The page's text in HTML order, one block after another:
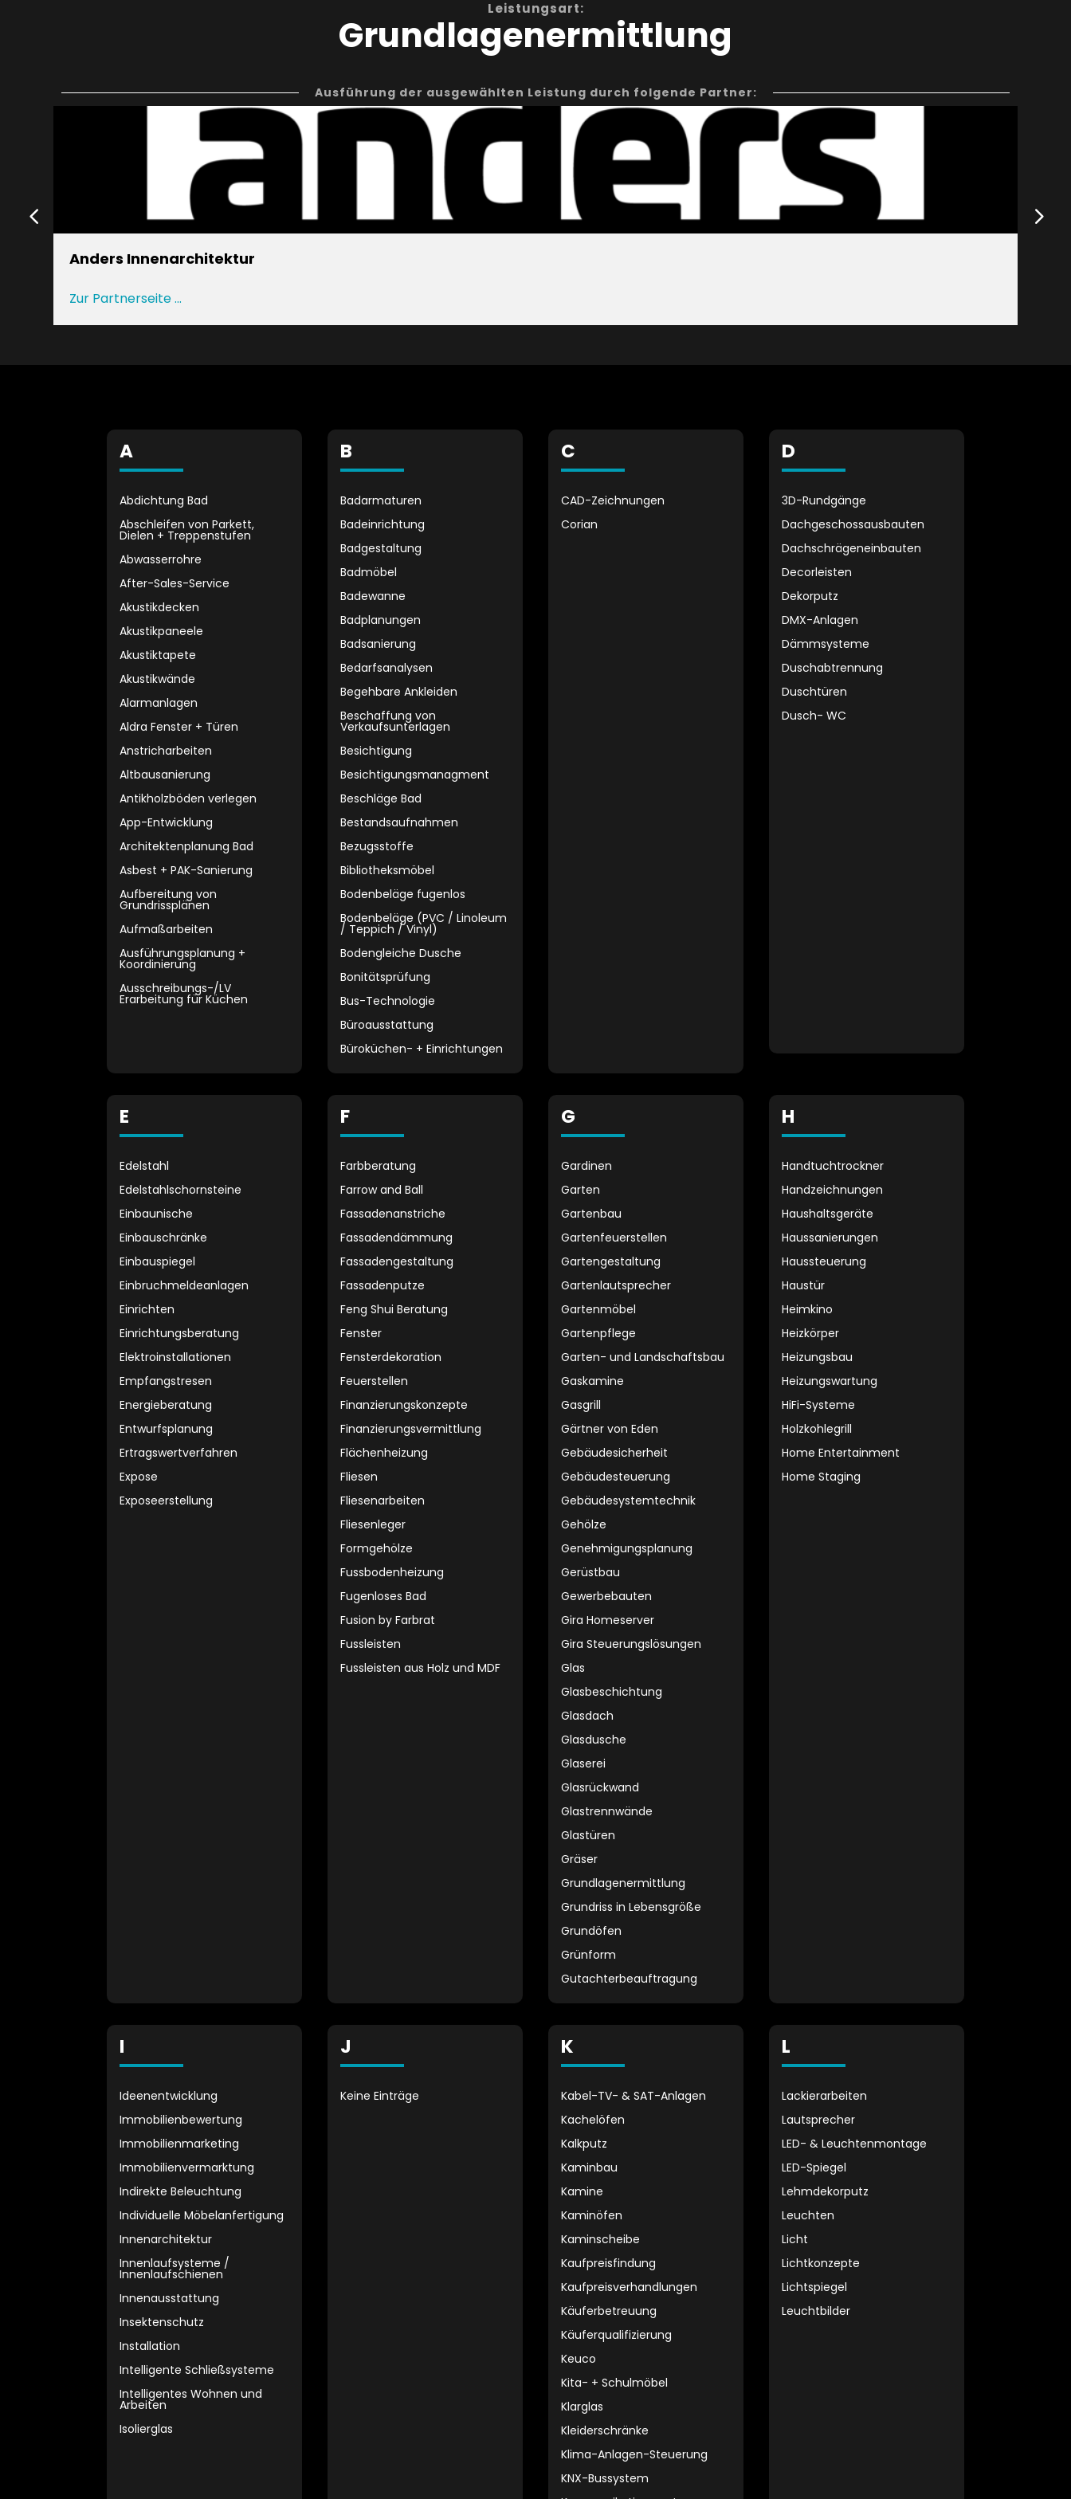
Leistungsart:
Grundlagenermittlung
Ausführung der ausgewählten Leistung durch folgende Partner:
Anders Innenarchitektur
Zur Partnerseite ...
A
Abdichtung Bad
Abschleifen von Parkett,
Dielen + Treppenstufen
Abwasserrohre
After-Sales-Service
Akustikdecken
Akustikpaneele
Akustiktapete
Akustikwände
Alarmanlagen
Aldra Fenster + Türen
Anstricharbeiten
Altbausanierung
Antikholzböden verlegen
App-Entwicklung
Architektenplanung Bad
Asbest + PAK-Sanierung
Aufbereitung von
Grundrissplänen
Aufmaßarbeiten
Ausführungsplanung +
Koordinierung
Ausschreibungs-/LV
Erarbeitung für Küchen
B
Badarmaturen
Badeinrichtung
Badgestaltung
Badmöbel
Badewanne
Badplanungen
Badsanierung
Bedarfsanalysen
Begehbare Ankleiden
Beschaffung von
Verkaufsunterlagen
Besichtigung
Besichtigungsmanagment
Beschläge Bad
Bestandsaufnahmen
Bezugsstoffe
Bibliotheksmöbel
Bodenbeläge fugenlos
Bodenbeläge (PVC / Linoleum
/ Teppich / Vinyl)
Bodengleiche Dusche
Bonitätsprüfung
Bus-Technologie
Büroausstattung
Büroküchen- + Einrichtungen
C
CAD-Zeichnungen
Corian
D
3D-Rundgänge
Dachgeschossausbauten
Dachschrägeneinbauten
Decorleisten
Dekorputz
DMX-Anlagen
Dämmsysteme
Duschabtrennung
Duschtüren
Dusch- WC
E
Edelstahl
Edelstahlschornsteine
Einbaunische
Einbauschränke
Einbauspiegel
Einbruchmeldeanlagen
Einrichten
Einrichtungsberatung
Elektroinstallationen
Empfangstresen
Energieberatung
Entwurfsplanung
Ertragswertverfahren
Expose
Exposeerstellung
F
Farbberatung
Farrow and Ball
Fassadenanstriche
Fassadendämmung
Fassadengestaltung
Fassadenputze
Feng Shui Beratung
Fenster
Fensterdekoration
Feuerstellen
Finanzierungskonzepte
Finanzierungsvermittlung
Flächenheizung
Fliesen
Fliesenarbeiten
Fliesenleger
Formgehölze
Fussbodenheizung
Fugenloses Bad
Fusion by Farbrat
Fussleisten
Fussleisten aus Holz und MDF
G
Gardinen
Garten
Gartenbau
Gartenfeuerstellen
Gartengestaltung
Gartenlautsprecher
Gartenmöbel
Gartenpflege
Garten- und Landschaftsbau
Gaskamine
Gasgrill
Gärtner von Eden
Gebäudesicherheit
Gebäudesteuerung
Gebäudesystemtechnik
Gehölze
Genehmigungsplanung
Gerüstbau
Gewerbebauten
Gira Homeserver
Gira Steuerungslösungen
Glas
Glasbeschichtung
Glasdach
Glasdusche
Glaserei
Glasrückwand
Glastrennwände
Glastüren
Gräser
Grundlagenermittlung
Grundriss in Lebensgröße
Grundöfen
Grünform
Gutachterbeauftragung
H
Handtuchtrockner
Handzeichnungen
Haushaltsgeräte
Haussanierungen
Haussteuerung
Haustür
Heimkino
Heizkörper
Heizungsbau
Heizungswartung
HiFi-Systeme
Holzkohlegrill
Home Entertainment
Home Staging
I
Ideenentwicklung
Immobilienbewertung
Immobilienmarketing
Immobilienvermarktung
Indirekte Beleuchtung
Individuelle Möbelanfertigung
Innenarchitektur
Innenlaufsysteme /
Innenlaufschienen
Innenausstattung
Insektenschutz
Installation
Intelligente Schließsysteme
Intelligentes Wohnen und
Arbeiten
Isolierglas
J
Keine Einträge
K
Kabel-TV- & SAT-Anlagen
Kachelöfen
Kalkputz
Kaminbau
Kamine
Kaminöfen
Kaminscheibe
Kaufpreisfindung
Kaufpreisverhandlungen
Käuferbetreuung
Käuferqualifizierung
Keuco
Kita- + Schulmöbel
Klarglas
Kleiderschränke
Klima-Anlagen-Steuerung
KNX-Bussystem
L
Lackierarbeiten
Lautsprecher
LED- & Leuchtenmontage
LED-Spiegel
Lehmdekorputz
Leuchten
Licht
Lichtkonzepte
Lichtspiegel
Leuchtbilder